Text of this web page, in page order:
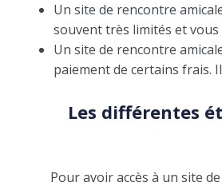
Un site de rencontre
souvent très limités et
Un site de rencontre
paiement de certains frais.
Les différentes
Pour avoir accès à un site